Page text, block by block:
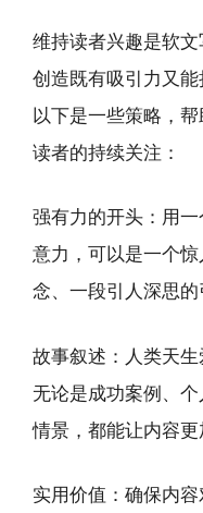
维持读者兴趣是软
创造既有吸引力又能
以下是一些策略，
读者的持续关注：
强有力的开头：用
意力，可以是一个
念、一段引人深思的
故事叙述：人类天
无论是成功案例、
情景，都能让内容更
实用价值：确保内